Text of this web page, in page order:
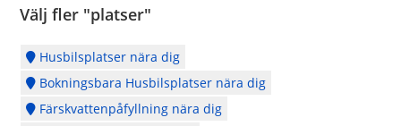
Välj fler "platser"
Husbilsplatser nära dig
Bokningsbara Husbilsplatser nära dig
Färskvattenpåfyllning nära dig